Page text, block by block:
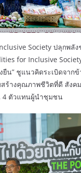
Society ปลุกพลั
for Inclusive
น” ชูแนวคิดระเบิดจากข้
สร้างคุณภาพชีวิตที่ดี สังค
4 ตัวแทนผู้นำชุมชน